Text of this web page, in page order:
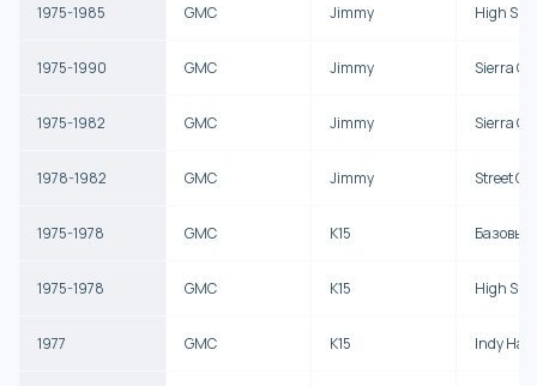
1975-1985 GMC Jimmy High
1975-1990 GMC Jimmy Sierra
1975-1982 GMC Jimmy Sierra
1978-1982 GMC Jimmy Street
1975-1978 GMC K15 Базовый
1975-1978 GMC K15 High
1977 GMC K15 Indy